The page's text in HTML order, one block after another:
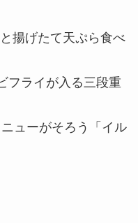
揚げたて天ぷら食べ
フライが入る三段重
ューがそろう「イル